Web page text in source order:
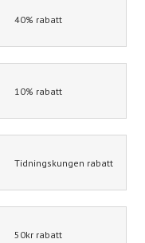
40% rabatt
10% rabatt
Tidningskungen rabatt
50kr rabatt